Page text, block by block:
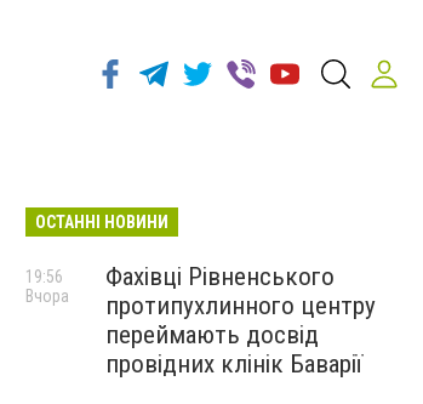
ОСТАННІ НОВИНИ
Фахівці Рівненського
протипухлинного центру
переймають досвід
провідних клінік Баварії
19:56
Вчора